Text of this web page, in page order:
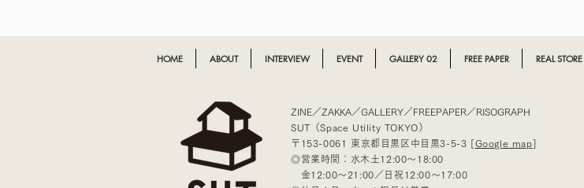
HOME ABOUT INTERVIEW EVENT GALLERY 02 FREE PAPER REAL STORE
​ZINE／ZAKKA／GALLERY／FREEPAPER／RISOGRAPH
SUT（Space Utility TOKYO）
〒153-0061 東京都目黒区中目黒3-5-3 [Google map]
◎営業時間：水木土12:00〜18:00
​ 金12:00〜21:00／日祝12:00〜17:00